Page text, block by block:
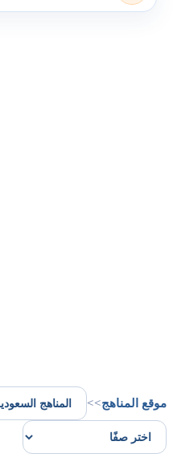
موقع المناهج>>